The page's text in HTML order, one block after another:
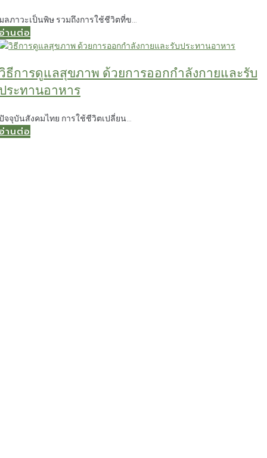
ลภาวะเป็นพิษ รวมถึงการใช้ชีวิตที่ข…
านต่อ
ธีการดูแลสุขภาพ ด้วยการออกกำลังกายและรับ
ระทานอาหาร
จจุบันสังคมไทย การใช้ชีวิตเปลี่ยน…
านต่อ